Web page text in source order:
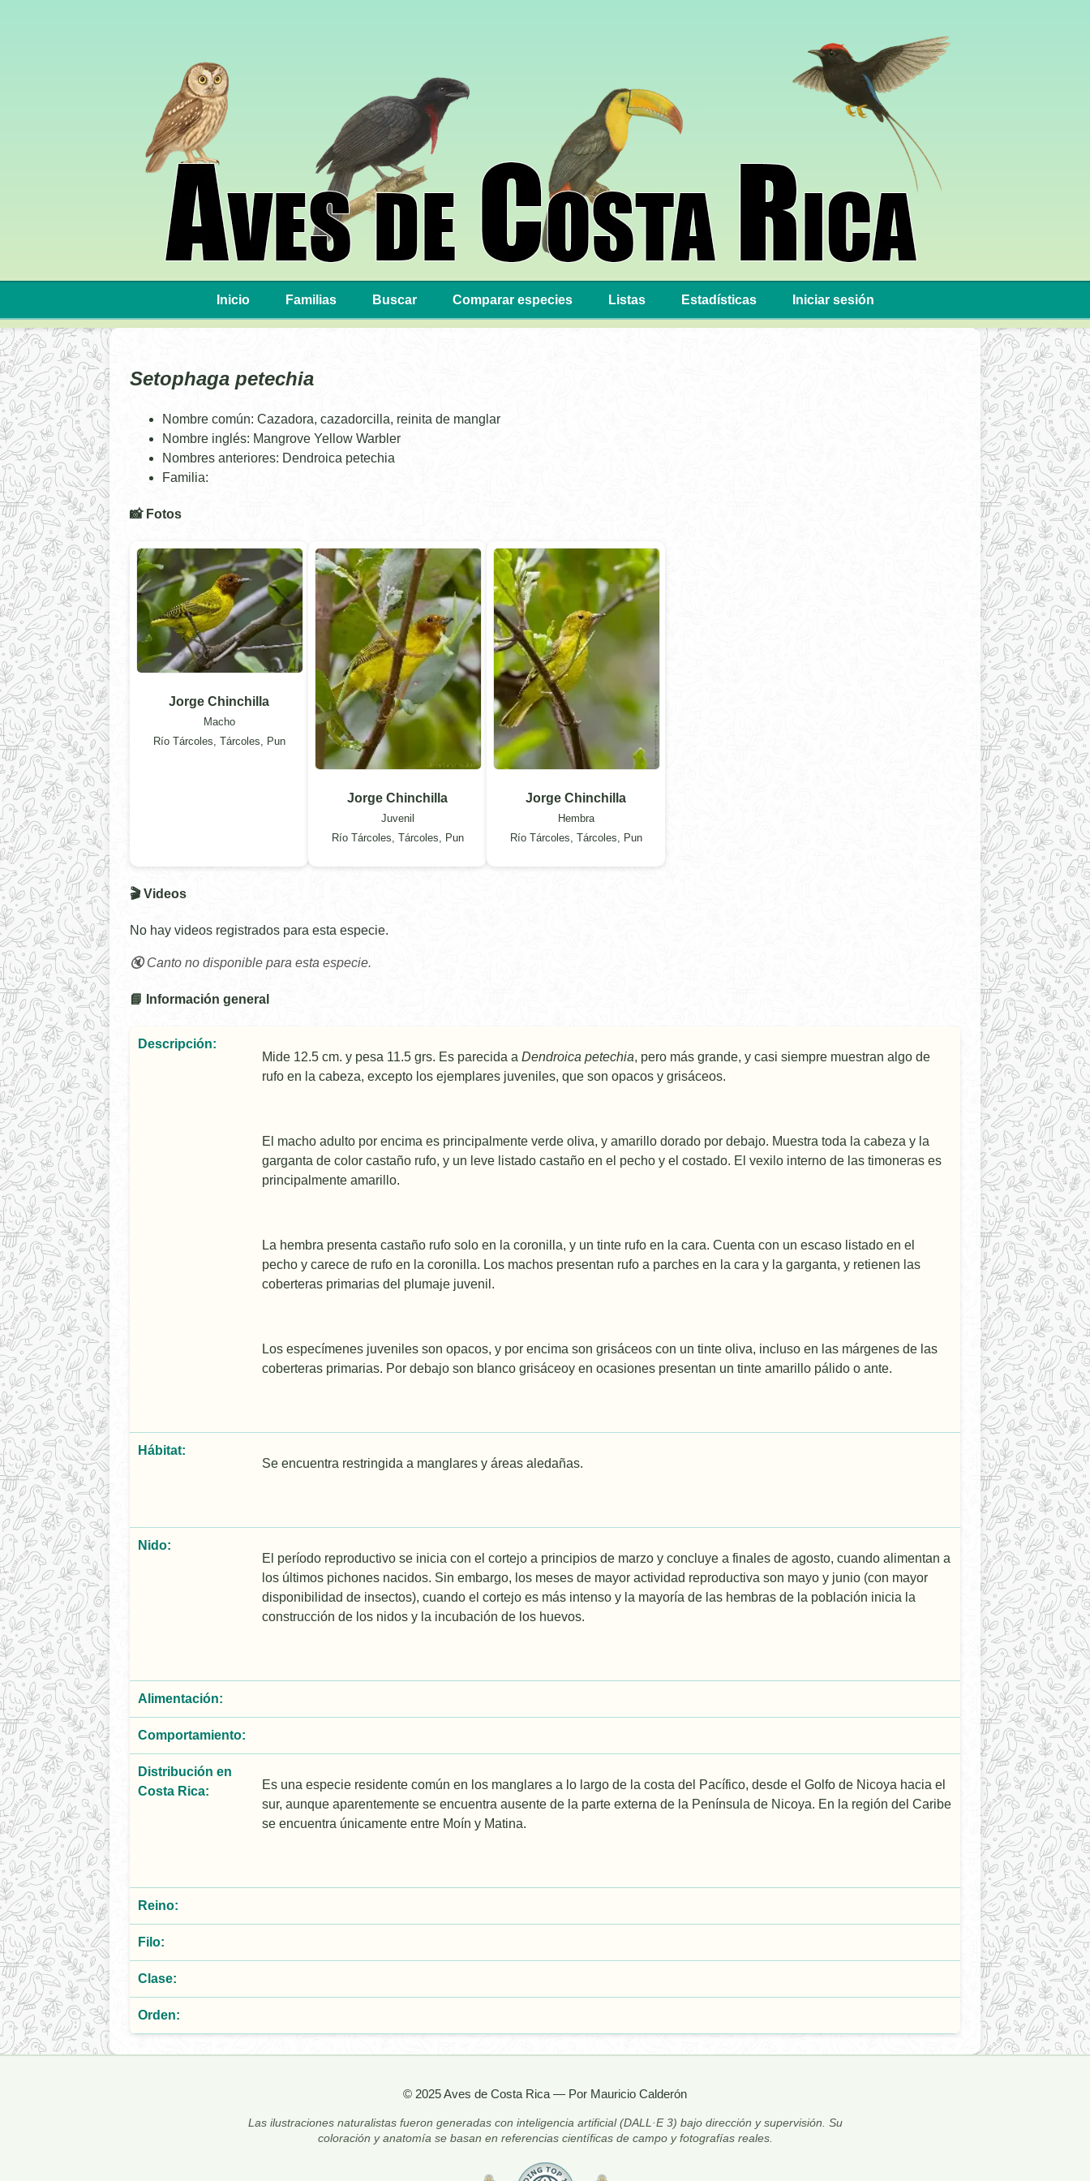
Inicio Familias Buscar Comparar especies Listas Estadísticas Iniciar sesión
Setophaga petechia
Nombre común: Cazadora, cazadorcilla, reinita de manglar
Nombre inglés: Mangrove Yellow Warbler
Nombres anteriores: Dendroica petechia
Familia:
📸 Fotos
Jorge Chinchilla
Macho
Río Tárcoles, Tárcoles, Pun
Jorge Chinchilla
Juvenil
Río Tárcoles, Tárcoles, Pun
Jorge Chinchilla
Hembra
Río Tárcoles, Tárcoles, Pun
🎬 Videos
No hay videos registrados para esta especie.
🔇 Canto no disponible para esta especie.
📘 Información general
Descripción:
Mide 12.5 cm. y pesa 11.5 grs. Es parecida a Dendroica petechia, pero más grande, y casi siempre muestran algo de
rufo en la cabeza, excepto los ejemplares juveniles, que son opacos y grisáceos.
El macho adulto por encima es principalmente verde oliva, y amarillo dorado por debajo. Muestra toda la cabeza y la
garganta de color castaño rufo, y un leve listado castaño en el pecho y el costado. El vexilo interno de las timoneras es
principalmente amarillo.
La hembra presenta castaño rufo solo en la coronilla, y un tinte rufo en la cara. Cuenta con un escaso listado en el
pecho y carece de rufo en la coronilla. Los machos presentan rufo a parches en la cara y la garganta, y retienen las
coberteras primarias del plumaje juvenil.
Los especí­menes juveniles son opacos, y por encima son grisáceos con un tinte oliva, incluso en las márgenes de las
coberteras primarias. Por debajo son blanco grisáceoy en ocasiones presentan un tinte amarillo pálido o ante.
Hábitat:
Se encuentra restringida a manglares y áreas aledañas.
Nido:
El período reproductivo se inicia con el cortejo a principios de marzo y concluye a finales de agosto, cuando alimentan a
los últimos pichones nacidos. Sin embargo, los meses de mayor actividad reproductiva son mayo y junio (con mayor
disponibilidad de insectos), cuando el cortejo es más intenso y la mayorí­a de las hembras de la población inicia la
construcción de los nidos y la incubación de los huevos.
Alimentación:
Comportamiento:
Distribución en
Costa Rica:
Es una especie residente común en los manglares a lo largo de la costa del Pacífico, desde el Golfo de Nicoya hacia el
sur, aunque aparentemente se encuentra ausente de la parte externa de la Península de Nicoya. En la región del Caribe
se encuentra únicamente entre Moín y Matina.
Reino:
Filo:
Clase:
Orden:
© 2025 Aves de Costa Rica — Por Mauricio Calderón
Las ilustraciones naturalistas fueron generadas con inteligencia artificial (DALL·E 3) bajo dirección y supervisión. Su
coloración y anatomía se basan en referencias científicas de campo y fotografías reales.